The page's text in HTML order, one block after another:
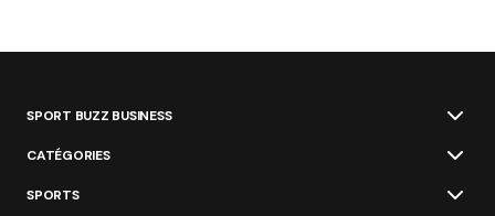
SPORT BUZZ BUSINESS
CATÉGORIES
SPORTS